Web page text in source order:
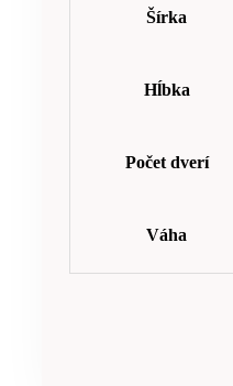
Šírka
Hĺbka
Počet dverí
Váha